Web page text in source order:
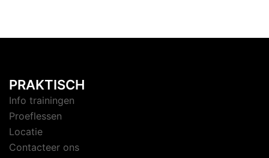
PRAKTISCH
Info trainingen
Proeflessen
Locatie
Contacteer ons